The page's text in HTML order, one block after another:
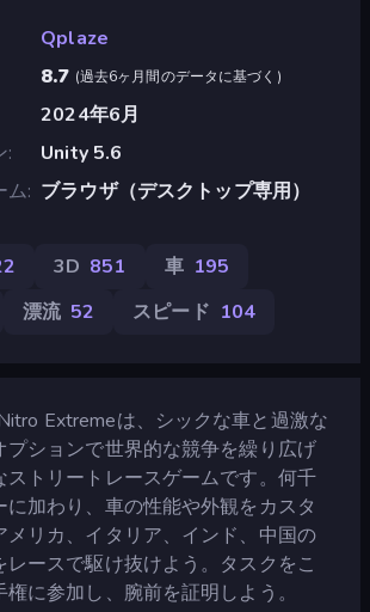
Qplaze
8.7 (過去6ヶ月間のデータに基づく )
2024年6月
Unity 5.6
ム ブラウザ（デスクトップ専用）
3D 851 車 195
漂流 52 スピード 104
Extremeは、シックな車と過激な
プションで世界的な競争を繰り広げ
ストリートレースゲームです。何千
に加わり、車の性能や外観をカスタ
メリカ、イタリア、インド、中国の
ースで駆け抜けよう。タスクをこ
に参加し、腕前を証明しよう。